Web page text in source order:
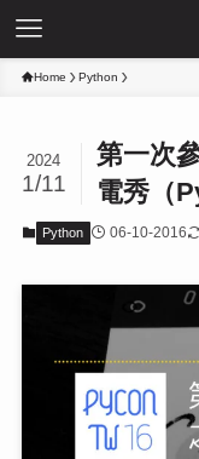
Home Python
第一次
電秀（
2024
1/11
Python 06-10-2016